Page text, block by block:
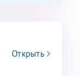
Открыть